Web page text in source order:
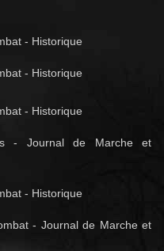
- Historique
- Historique
- Historique
- Journal de Marche et
- Historique
- Journal de Marche et